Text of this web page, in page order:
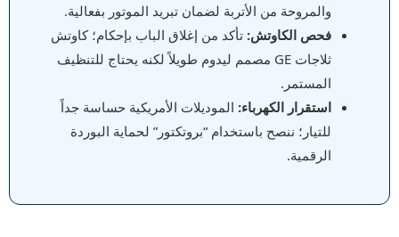
والمروحة من الأتربة لضمان تبريد الموتور بفعالية.
فحص الكاوتش: تأكد من إغلاق الباب بإحكام؛ كاوتش
ثلاجات GE مصمم ليدوم طويلاً لكنه يحتاج للتنظيف
المستمر.
استقرار الكهرباء: الموديلات الأمريكية حساسة جداً
للتيار؛ ننصح باستخدام “بروتكتور” لحماية البوردة
الرقمية.